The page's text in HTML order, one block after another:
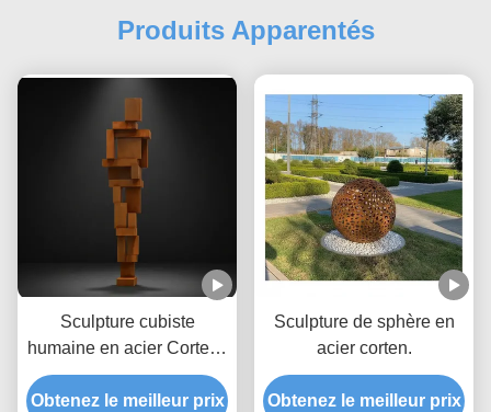
Produits Apparentés
Sculpture cubiste
humaine en acier Corten |
Grande statue métallique
pour l'art public
Obtenez le meilleur prix
Sculpture de sphère en
acier corten.
Obtenez le meilleur prix